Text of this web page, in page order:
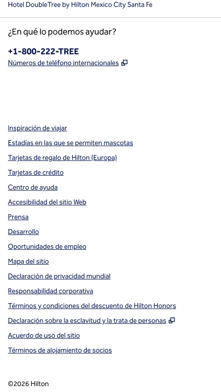
Hotel DoubleTree by Hilton Mexico City Santa Fe
¿En qué lo podemos ayudar?
Teléfono:
+1-800-222-TREE
Números de teléfono internacionales ,
Inspiración de viajar
Estadías en las que se permiten mascotas
Tarjetas de regalo de Hilton (Europa)
Tarjetas de crédito
Centro de ayuda
Accesibilidad del sitio Web
Prensa
Desarrollo
Oportunidades de empleo
Mapa del sitio
Declaración de privacidad mundial
Responsabilidad corporativa
Términos y condiciones del descuento de Hilton Honors
Declaración sobre la esclavitud y la trata de personas
,
Acuerdo de uso del sitio
Términos de alojamiento de socios
©2026 Hilton